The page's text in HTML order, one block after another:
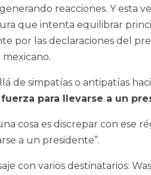
reacciones. Y esta
que intenta equilibrar
por las declaraciones del
de simpatías o antipatías
para llevarse a un
cosa es discrepar con ese
a un presidente”.
con varios destinatarios: